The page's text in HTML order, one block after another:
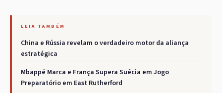
LEIA TAMBÉM
China e Rússia revelam o verdadeiro motor da aliança
estratégica
Mbappé Marca e França Supera Suécia em Jogo
Preparatório em East Rutherford